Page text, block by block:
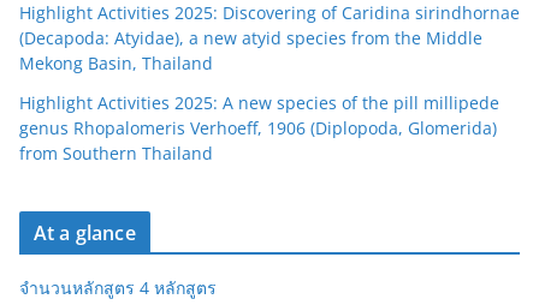
Highlight Activities 2025: Discovering of Caridina sirindhornae
(Decapoda: Atyidae), a new atyid species from the Middle
Mekong Basin, Thailand
Highlight Activities 2025: A new species of the pill millipede
genus Rhopalomeris Verhoeff, 1906 (Diplopoda, Glomerida)
from Southern Thailand
At a glance
จำนวนหลักสูตร 4 หลักสูตร